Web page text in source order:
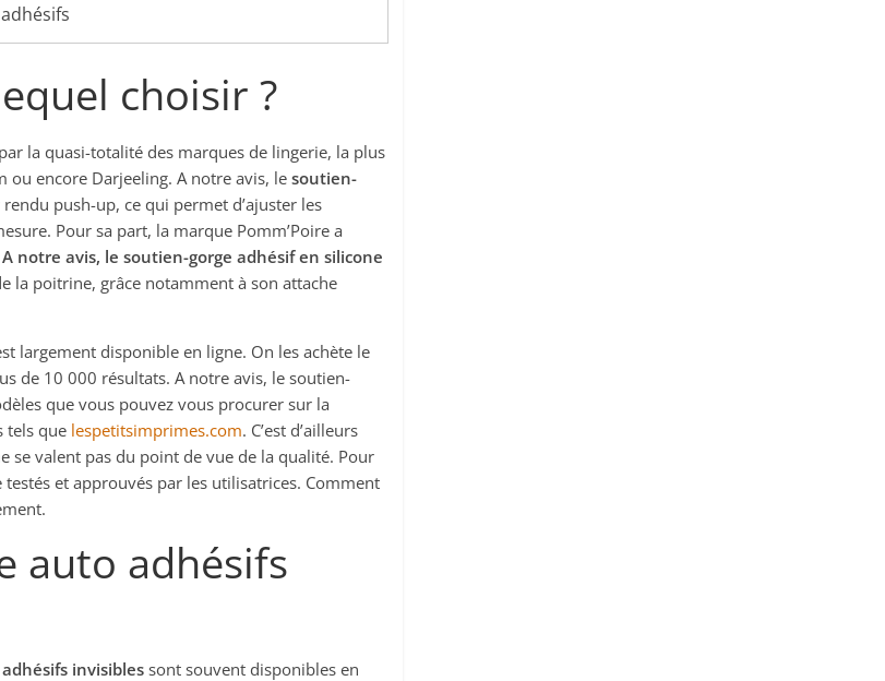
choisir ?
la quasi-totalité des marques de lingerie, la plus
ou encore Darjeeling. A notre avis, le soutien-
push-up, ce qui permet d’ajuster les
Pour sa part, la marque Pomm’Poire a
A notre avis, le soutien-gorge adhésif en silicone
la poitrine, grâce notamment à son attache
largement disponible en ligne. On les achète le
de 10 000 résultats. A notre avis, le soutien-
que vous pouvez vous procurer sur la
tels que lespetitsimprimes.com. C’est d’ailleurs
se valent pas du point de vue de la qualité. Pour
et approuvés par les utilisatrices. Comment
auto adhésifs
invisibles sont souvent disponibles en